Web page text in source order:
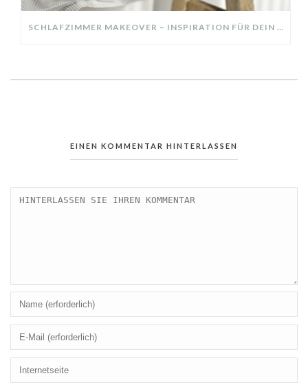
SCHLAFZIMMER MAKEOVER – INSPIRATION FÜR DEIN SCHLAFZIMMER: AUS ALT MACH NEU – HELL, GEMÜTLICH UND EINLADEND
EINEN KOMMENTAR HINTERLASSEN